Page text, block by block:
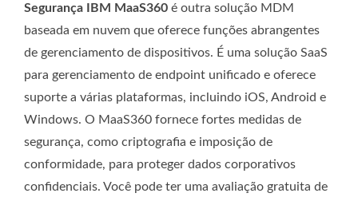
Segurança IBM MaaS360 é outra solução MDM
baseada em nuvem que oferece funções abrangentes
de gerenciamento de dispositivos. É uma solução SaaS
para gerenciamento de endpoint unificado e oferece
suporte a várias plataformas, incluindo iOS, Android e
Windows. O MaaS360 fornece fortes medidas de
segurança, como criptografia e imposição de
conformidade, para proteger dados corporativos
confidenciais. Você pode ter uma avaliação gratuita de